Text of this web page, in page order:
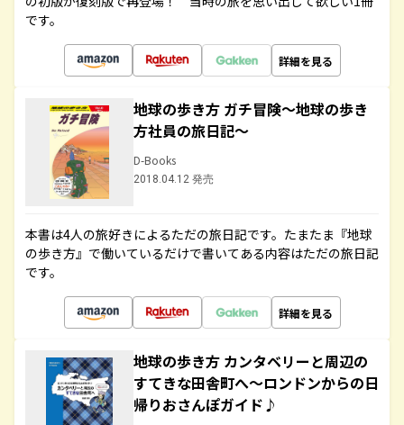
です。
詳細を見る
地球の歩き方 ガチ冒険～地球の歩き
方社員の旅日記～
D-Books
2018.04.12 発売
本書は4人の旅好きによるただの旅日記です。たまたま『地球
の歩き方』で働いているだけで書いてある内容はただの旅日記
です。
詳細を見る
地球の歩き方 カンタベリーと周辺の
すてきな田舎町へ～ロンドンからの日
帰りおさんぽガイド♪